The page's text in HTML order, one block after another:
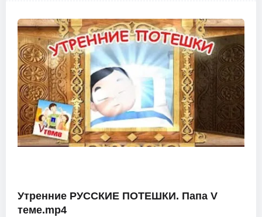
Утренние РУССКИЕ ПОТЕШКИ. Папа V
теме.mp4